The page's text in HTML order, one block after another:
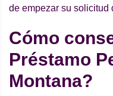
de empezar su solicitud
Cómo
Préstamo
Montana?